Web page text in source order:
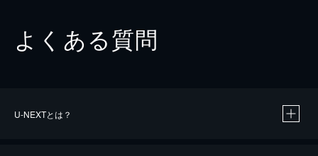
よくある質問
U-NEXTとは？